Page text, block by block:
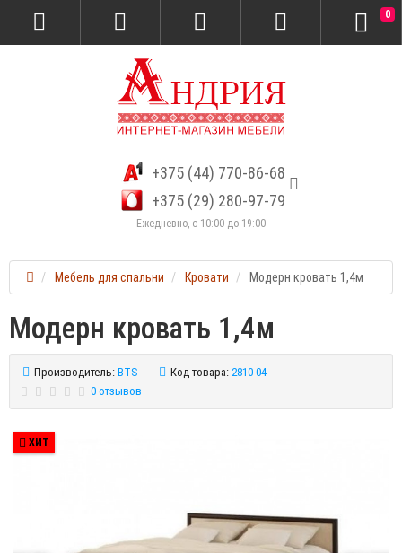
+375 (44) 770-86-68
+375 (29) 280-97-79
Ежедневно, с 10:00 до 19:00
0
Мебель для спальни Кровати Модерн кровать 1,4м
Модерн кровать 1,4м
Производитель: BTS Код товара: 2810-04
0 отзывов
ХИТ